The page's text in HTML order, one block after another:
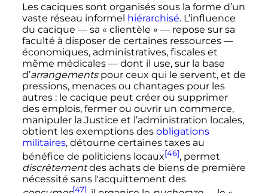
Les caciques sont organisés sous la forme d’un
vaste réseau informel hiérarchisé. L’influence
du cacique — sa « clientèle » —repose sur sa
faculté à disposer de certaines ressources —
économiques, administratives, fiscales et
même médicales —dont il use, sur la base
d’arrangementspour ceux qui le servent, et de
pressions, menaces ou chantages pour les
autres : le cacique peut créer ou supprimer
des emplois, fermer ou ouvrir un commerce,
manipuler la Justice et l’administration locales,
obtient les exemptions des obligations
militaires, détourne certaines taxes au
bénéfice de politiciens locaux[46], permet
discrètementdes achats de biens de première
nécessité sans l'acquittement des
[47]